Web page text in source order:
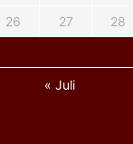
26 27 28
« Juli